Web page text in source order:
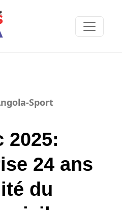
Sport
2025:
24 ans
du